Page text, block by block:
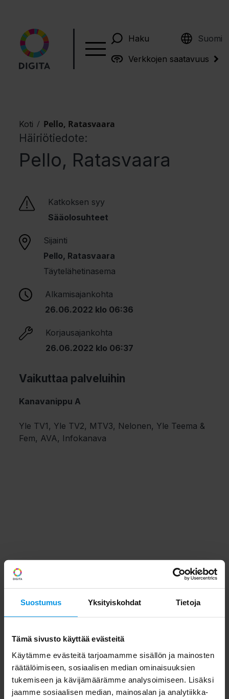
Suostumus Yksityiskohdat Tietoja
Tämä sivusto käyttää evästeitä
Käytämme evästeitä tarjoamamme sisällön ja mainosten
räätälöimiseen, sosiaalisen median ominaisuuksien
tukemiseen ja kävijämäärämme analysoimiseen. Lisäksi
jaamme sosiaalisen median, mainosalan ja analytiikka-
Haku Suomi
English
Verkkojen saatavuus
Koti / Pello, Ratasvaara
Häiriötiedote:
Pello, Ratasvaara
Katkoksen syy
Sääolosuhteet
Sijainti
Pello, Ratasvaara
Täytelähetinasema
Alkamisajankohta
26.06.2022 klo 06:36
Korjausajankohta
26.06.2022 klo 06:37
Vaikuttaa palveluihin
Kanavanippu A
Yle TV1, Yle TV2, MTV3, Nelonen, Yle Teema &
Fem, AVA, Infokanava